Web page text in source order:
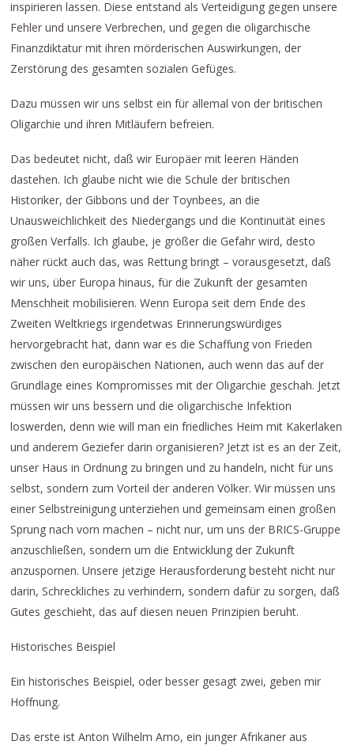
inspirieren lassen. Diese entstand als Verteidigung gegen unsere
Fehler und unsere Verbrechen, und gegen die oligarchische
Finanzdiktatur mit ihren mörderischen Auswirkungen, der
Zerstörung des gesamten sozialen Gefüges.
Dazu müssen wir uns selbst ein für allemal von der britischen
Oligarchie und ihren Mitläufern befreien.
Das bedeutet nicht, daß wir Europäer mit leeren Händen
dastehen. Ich glaube nicht wie die Schule der britischen
Historiker, der Gibbons und der Toynbees, an die
Unausweichlichkeit des Niedergangs und die Kontinuität eines
großen Verfalls. Ich glaube, je größer die Gefahr wird, desto
näher rückt auch das, was Rettung bringt – vorausgesetzt, daß
wir uns, über Europa hinaus, für die Zukunft der gesamten
Menschheit mobilisieren. Wenn Europa seit dem Ende des
Zweiten Weltkriegs irgendetwas Erinnerungswürdiges
hervorgebracht hat, dann war es die Schaffung von Frieden
zwischen den europäischen Nationen, auch wenn das auf der
Grundlage eines Kompromisses mit der Oligarchie geschah. Jetzt
müssen wir uns bessern und die oligarchische Infektion
loswerden, denn wie will man ein friedliches Heim mit Kakerlaken
und anderem Geziefer darin organisieren? Jetzt ist es an der Zeit,
unser Haus in Ordnung zu bringen und zu handeln, nicht für uns
selbst, sondern zum Vorteil der anderen Völker. Wir müssen uns
einer Selbstreinigung unterziehen und gemeinsam einen großen
Sprung nach vorn machen – nicht nur, um uns der BRICS-Gruppe
anzuschließen, sondern um die Entwicklung der Zukunft
anzuspornen. Unsere jetzige Herausforderung besteht nicht nur
darin, Schreckliches zu verhindern, sondern dafür zu sorgen, daß
Gutes geschieht, das auf diesen neuen Prinzipien beruht.
Historisches Beispiel
Ein historisches Beispiel, oder besser gesagt zwei, geben mir
Hoffnung.
Das erste ist Anton Wilhelm Amo, ein junger Afrikaner aus